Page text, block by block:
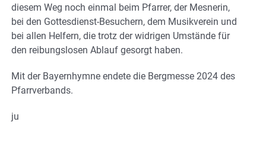
diesem Weg noch einmal beim Pfarrer, der Mesnerin,
bei den Gottesdienst-Besuchern, dem Musikverein und
bei allen Helfern, die trotz der widrigen Umstände für
den reibungslosen Ablauf gesorgt haben.
Mit der Bayernhymne endete die Bergmesse 2024 des
Pfarrverbands.
ju